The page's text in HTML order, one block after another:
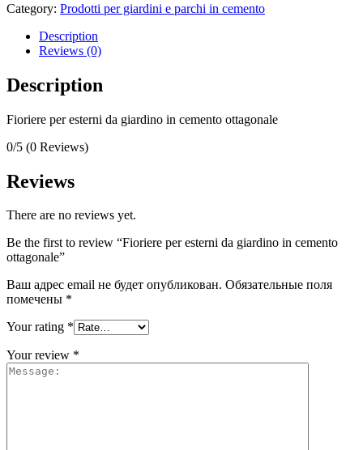
Category: Prodotti per giardini e parchi in cemento
Description
Reviews (0)
Description
Fioriere per esterni da giardino in cemento ottagonale
0/5 (0 Reviews)
Reviews
There are no reviews yet.
Be the first to review “Fioriere per esterni da giardino in cemento
ottagonale”
Ваш адрес email не будет опубликован. Обязательные поля
помечены *
Your rating *
Your review *